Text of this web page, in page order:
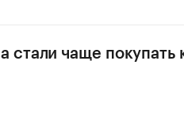
стали чаще покупать